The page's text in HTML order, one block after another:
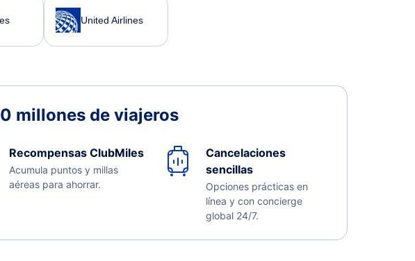
United Airlines
millones de viajeros
Recompensas ClubMiles
Acumula puntos y millas
aéreas para ahorrar.
Cancelaciones
sencillas
Opciones prácticas en
línea y con concierge
global 24/7.